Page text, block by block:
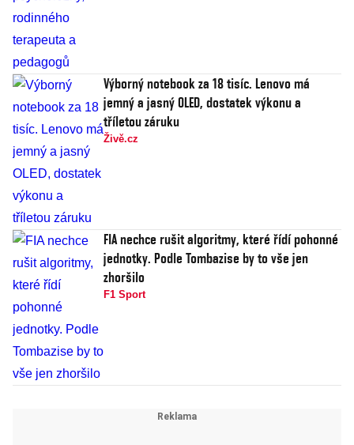
Výborný notebook za 18 tisíc. Lenovo má
jemný a jasný OLED, dostatek výkonu a
tříletou záruku
Živě.cz
FIA nechce rušit algoritmy, které řídí pohonné
jednotky. Podle Tombazise by to vše jen
zhoršilo
F1 Sport